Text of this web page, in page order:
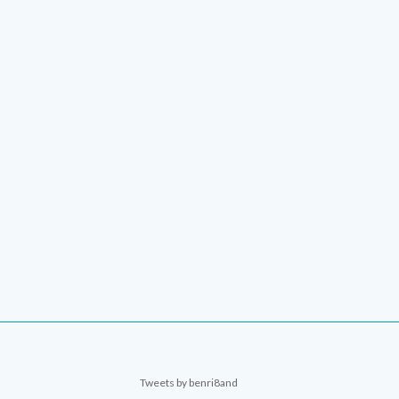
Tweets by benri8and